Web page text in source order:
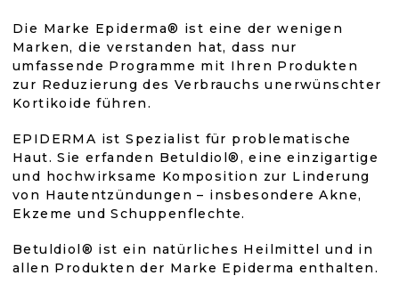
E
5,0
von
5
Sternen.
5,0
von
R
E
L
E
N
T
E
D
E
R
I
S
Die Marke Epiderma® ist eine der wenigen
Marken, die verstanden hat, dass nur
umfassende Programme mit Ihren Produkten
zur Reduzierung des Verbrauchs unerwünschter
Kortikoide führen.
EPIDERMA ist Spezialist für problematische
Haut. Sie erfanden Betuldiol®, eine einzigartige
und hochwirksame Komposition zur Linderung
von Hautentzündungen – insbesondere Akne,
Ekzeme und Schuppenflechte.
Betuldiol® ist ein natürliches Heilmittel und in
allen Produkten der Marke Epiderma enthalten.